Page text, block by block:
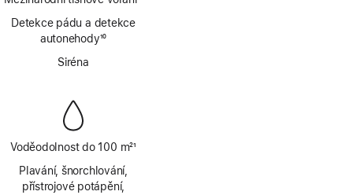
Detekce pádu a detekce
autonehody10
Siréna
Voděodolnost do 100 m
Poznámka
21
Plavání, šnorchlování,
přístrojové potápění,